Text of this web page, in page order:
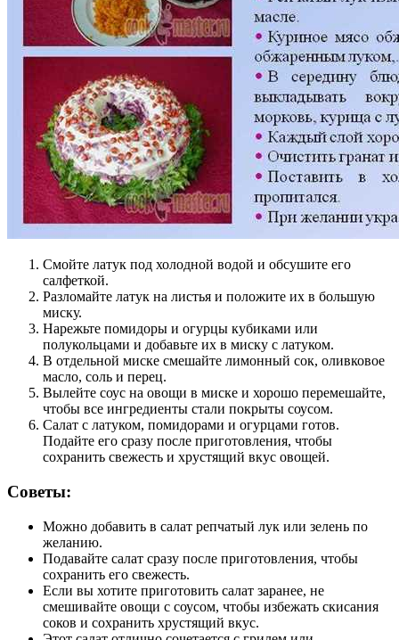
Смойте латук под холодной водой и обсушите его
салфеткой.
Разломайте латук на листья и положите их в большую
миску.
Нарежьте помидоры и огурцы кубиками или
полукольцами и добавьте их в миску с латуком.
В отдельной миске смешайте лимонный сок, оливковое
масло, соль и перец.
Вылейте соус на овощи в миске и хорошо перемешайте,
чтобы все ингредиенты стали покрыты соусом.
Салат с латуком, помидорами и огурцами готов.
Подайте его сразу после приготовления, чтобы
сохранить свежесть и хрустящий вкус овощей.
Советы:
Можно добавить в салат репчатый лук или зелень по
желанию.
Подавайте салат сразу после приготовления, чтобы
сохранить его свежесть.
Если вы хотите приготовить салат заранее, не
смешивайте овощи с соусом, чтобы избежать скисания
соков и сохранить хрустящий вкус.